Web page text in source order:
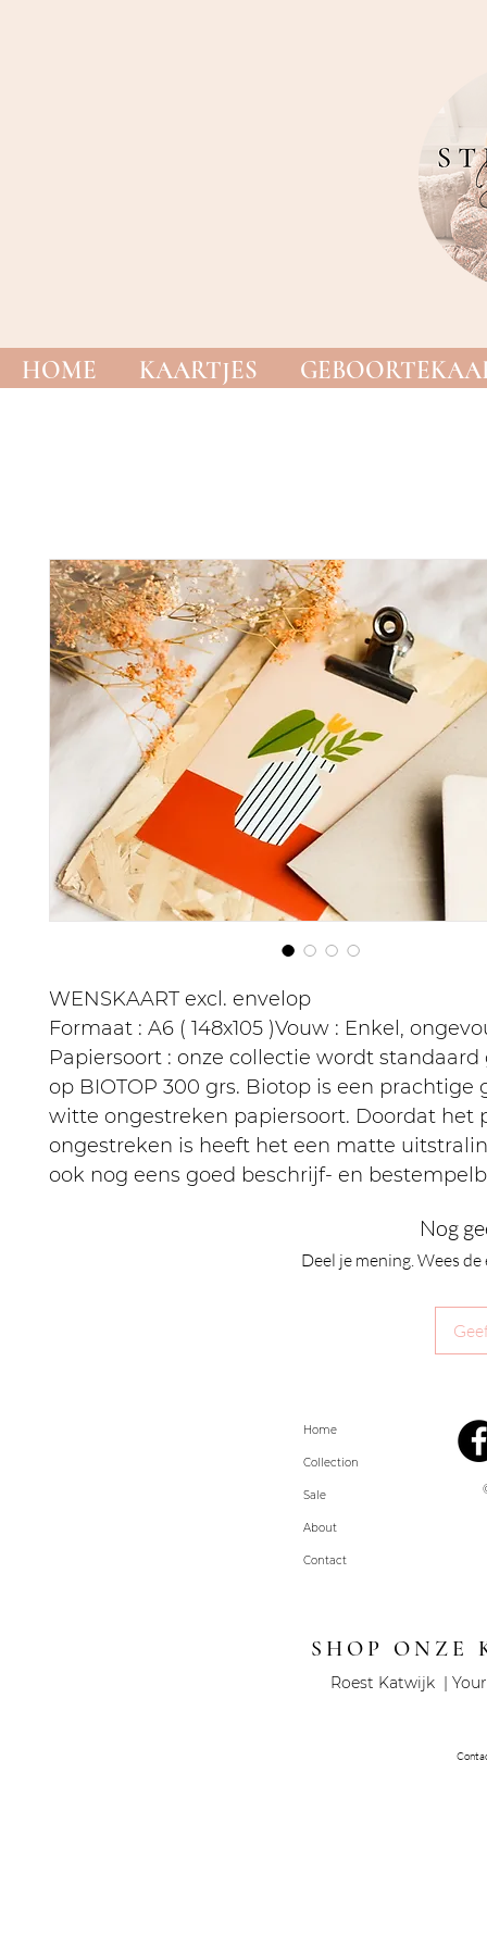
HOME KAARTJES
WENSKAART excl. envelop
Formaat : A6 ( 148x105 )Vouw : Enkel,
Papiersoort : onze collectie wordt
op BIOTOP 300 grs. Biotop is een prachtige
witte ongestreken papiersoort. Doordat het
ongestreken is heeft het een matte
ook nog eens goed beschrijf- en
Nog
Deel je mening. Wees
Home
Collection
Sale
About
Contact
SHOP ONZE
Roest Katwijk |